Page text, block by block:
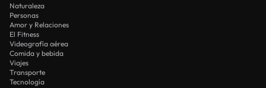
Naturaleza
Personas
Amor y Relaciones
El Fitness
Videografía aérea
Comida y bebida
Viajes
Transporte
Tecnología